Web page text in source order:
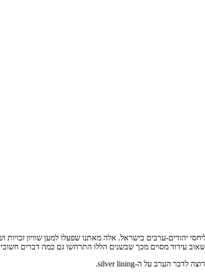
יהודים-ערבים בישראל. אלה מאתנו שפעלו למען שוויון זכויות
עידוד מסוים מכך שבשנים הללו התרחשו גם כמה דברים